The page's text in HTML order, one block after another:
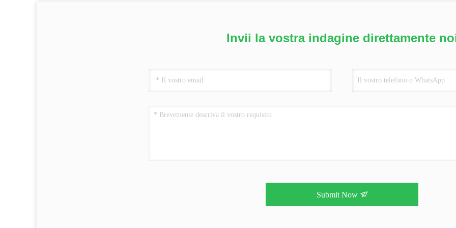
Invii la vostra indagine direttamente
Submit Now